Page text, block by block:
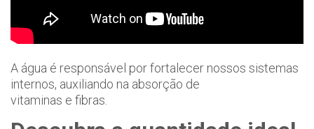
A água é responsável por fortalecer nossos sistemas
internos, auxiliando na absorção de
vitaminas e fibras.